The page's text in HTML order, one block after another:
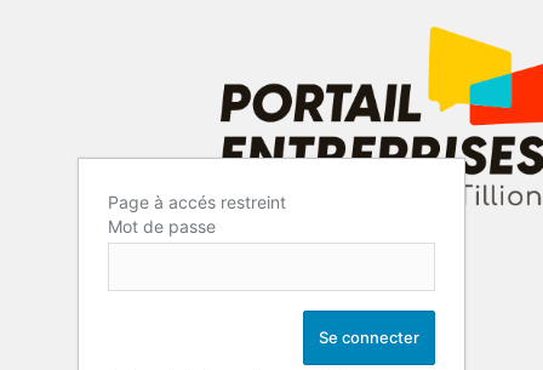
Page à accés restreint
Mot de passe